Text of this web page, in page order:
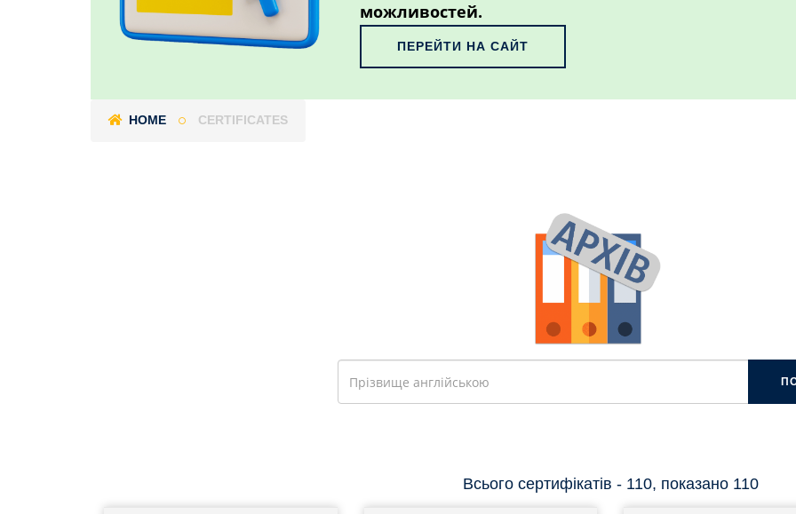
можливостей.
ПЕРЕЙТИ НА САЙТ
HOME CERTIFICATES
Всього сертифікатів - 110, показано 110